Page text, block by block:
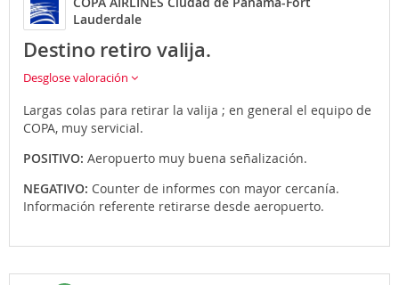
Lauderdale
Destino retiro valija.
Desglose valoración
Largas colas para retirar la valija ; en general el equipo de
COPA, muy servicial.
POSITIVO: Aeropuerto muy buena señalización.
NEGATIVO: Counter de informes con mayor cercanía.
Información referente retirarse desde aeropuerto.